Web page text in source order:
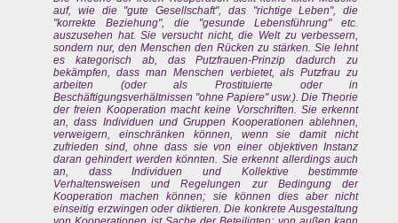
auf, wie die "gute Gesellschaft", das "richtige Leben", die
"korrekte Beziehung", die "gesunde Lebensführung" etc.
auszusehen hat. Sie versucht nicht, die Welt zu verbessern,
sondern nur, den Menschen den Rücken zu stärken. Sie lehnt
es kategorisch ab, das Putzfrauen-Prinzip dadurch zu
bekämpfen, dass man Menschen verbietet, als Putzfrau zu
arbeiten (oder als Prostituierte oder in
Beschäftigungsverhältnissen "ohne Papiere" usw.). Die Theorie
der freien Kooperation macht keine Vorschriften. Sie erkennt
an, dass Individuen und Gruppen Kooperationen ablehnen,
verweigern, einschränken können, wenn sie damit nicht
zufrieden sind, ohne dass sie von einer objektiven Instanz
daran gehindert werden könnten. Sie erkennt allerdings auch
an, dass Individuen und Kollektive bestimmte
Verhaltensweisen und Regelungen zur Bedingung der
Kooperation machen können; sie können dies aber nicht
einseitig erzwingen oder diktieren. Die konkrete Ausgestaltung